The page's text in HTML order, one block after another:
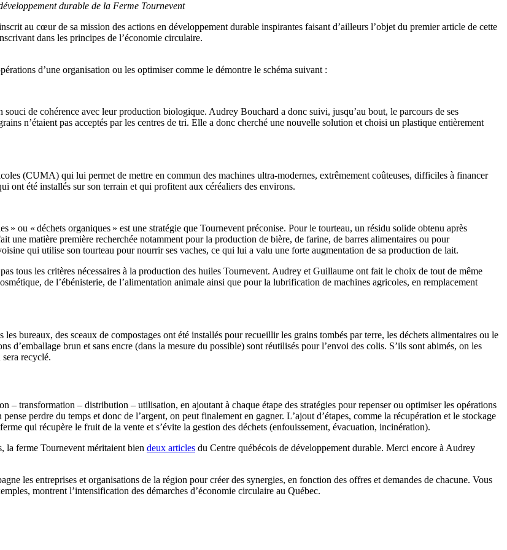
durable de la Ferme Tournevent
au cœur de sa mission des actions en développement durable inspirantes faisant d’ailleurs l’objet du premier article de cette
dans les principes de l’économie circulaire.
d’une organisation ou les optimiser comme le démontre le schéma suivant :
de cohérence avec leur production biologique. Audrey Bouchard a donc suivi, jusqu’au bout, le parcours de ses
n’étaient pas acceptés par les centres de tri. Elle a donc cherché une nouvelle solution et choisi un plastique entièrement
(CUMA) qui lui permet de mettre en commun des machines ultra-modernes, extrêmement coûteuses, difficiles à financer
ont été installés sur son terrain et qui profitent aux céréaliers des environs.
» ou « déchets organiques » est une stratégie que Tournevent préconise. Pour le tourteau, un résidu solide obtenu après
une matière première recherchée notamment pour la production de bière, de farine, de barres alimentaires ou pour
qui utilise son tourteau pour nourrir ses vaches, ce qui lui a valu une forte augmentation de sa production de lait.
tous les critères nécessaires à la production des huiles Tournevent. Audrey et Guillaume ont fait le choix de tout de même
de l’ébénisterie, de l’alimentation animale ainsi que pour la lubrification de machines agricoles, en remplacement
bureaux, des sceaux de compostages ont été installés pour recueillir les grains tombés par terre, les déchets alimentaires ou le
d’emballage brun et sans encre (dans la mesure du possible) sont réutilisés pour l’envoi des colis. S’ils sont abimés, on les
recyclé.
– transformation – distribution – utilisation, en ajoutant à chaque étape des stratégies pour repenser ou optimiser les opérations
perdre du temps et donc de l’argent, on peut finalement en gagner. L’ajout d’étapes, comme la récupération et le stockage
qui récupère le fruit de la vente et s’évite la gestion des déchets (enfouissement, évacuation, incinération).
la ferme Tournevent méritaient bien deux articles du Centre québécois de développement durable. Merci encore à Audrey
les entreprises et organisations de la région pour créer des synergies, en fonction des offres et demandes de chacune. Vous
montrent l’intensification des démarches d’économie circulaire au Québec.